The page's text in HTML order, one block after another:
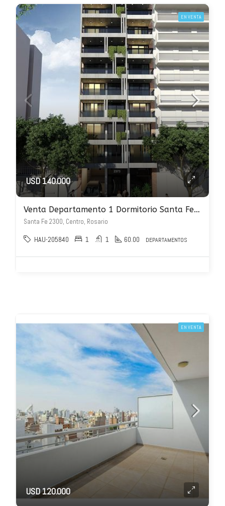
EN VENTA
USD 140.000
Venta Departamento 1 Dormitorio Santa Fe 2300
Santa Fe 2300, Centro, Rosario
HAU-205840 1 1 60.00 DEPARTAMENTOS
EN VENTA
USD 120.000